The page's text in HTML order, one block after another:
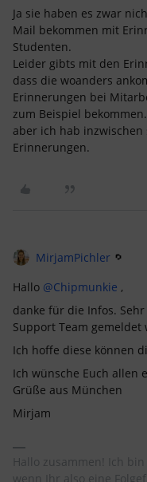
Ja sie haben es zwar
Mail bekommen mit
Studenten.
Leider gibts mit den
dass die woanders
Erinnerungen bei
zum Beispiel
aber ich hab
Erinnerungen.
MirjamPichler
Hallo @Chipmunkie ,
danke für die Infos.
Support Team gemeldet
Ich hoffe diese können
Ich wünsche Euch allen
Grüße aus München
Mirjam
Hallo zusammen! Ich
wenn Ihr also eine